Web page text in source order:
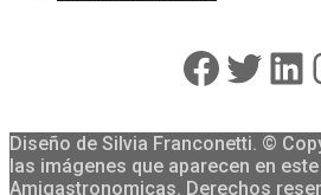
Diseño de Silvia Franconetti. ©
las imágenes que aparecen en
Amigastronomicas. Derechos